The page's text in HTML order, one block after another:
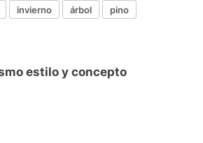
invierno árbol pino
estilo y concepto